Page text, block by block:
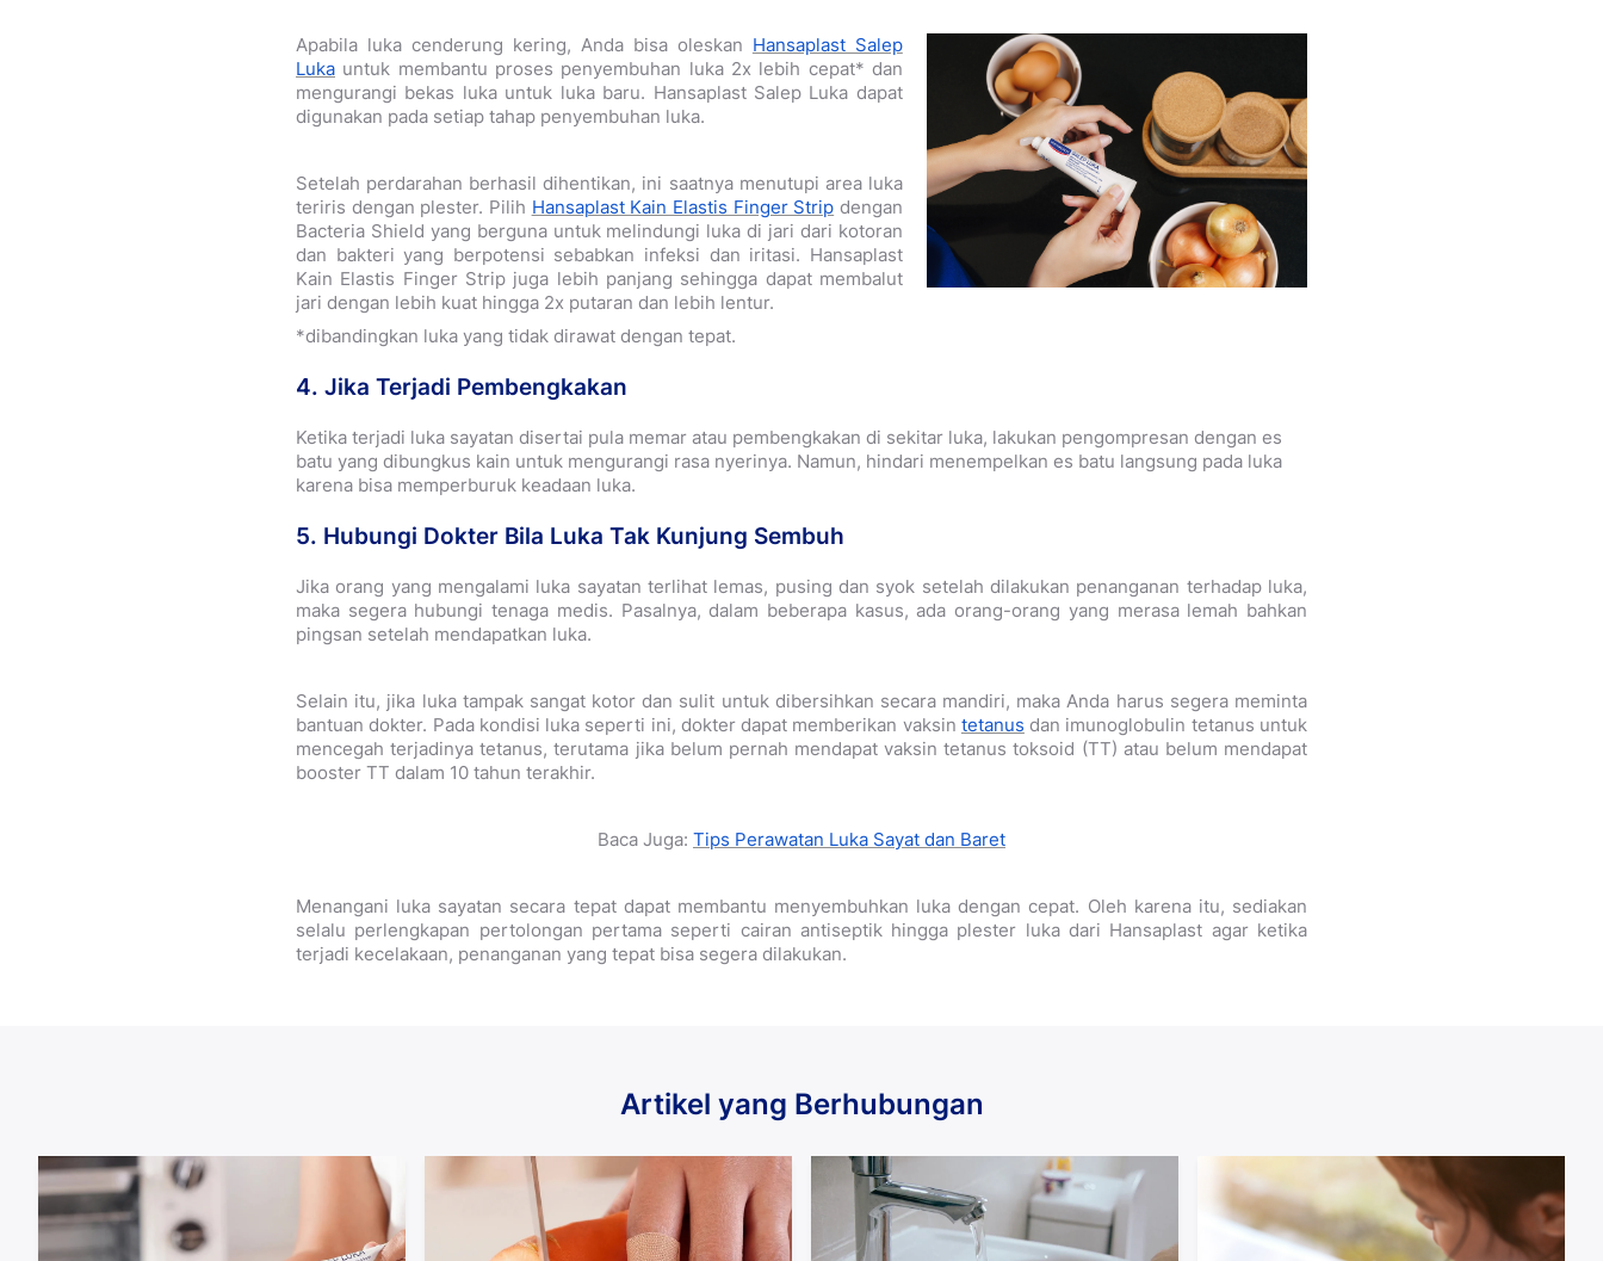
Apabila luka cenderung kering, Anda bisa oleskan Hansaplast Salep
Luka untuk membantu proses penyembuhan luka 2x lebih cepat* dan
mengurangi bekas luka untuk luka baru. Hansaplast Salep Luka dapat
digunakan pada setiap tahap penyembuhan luka.
Setelah perdarahan berhasil dihentikan, ini saatnya menutupi area luka
teriris dengan plester. Pilih Hansaplast Kain Elastis Finger Strip dengan
Bacteria Shield yang berguna untuk melindungi luka di jari dari kotoran
dan bakteri yang berpotensi sebabkan infeksi dan iritasi. Hansaplast
Kain Elastis Finger Strip juga lebih panjang sehingga dapat membalut
jari dengan lebih kuat hingga 2x putaran dan lebih lentur.
*dibandingkan luka yang tidak dirawat dengan tepat.
4. Jika Terjadi Pembengkakan
Ketika terjadi luka sayatan disertai pula memar atau pembengkakan di sekitar luka, lakukan pengompresan dengan es
batu yang dibungkus kain untuk mengurangi rasa nyerinya. Namun, hindari menempelkan es batu langsung pada luka
karena bisa memperburuk keadaan luka.
5. Hubungi Dokter Bila Luka Tak Kunjung Sembuh
Jika orang yang mengalami luka sayatan terlihat lemas, pusing dan syok setelah dilakukan penanganan terhadap luka,
maka segera hubungi tenaga medis. Pasalnya, dalam beberapa kasus, ada orang-orang yang merasa lemah bahkan
pingsan setelah mendapatkan luka.
Selain itu, jika luka tampak sangat kotor dan sulit untuk dibersihkan secara mandiri, maka Anda harus segera meminta
bantuan dokter. Pada kondisi luka seperti ini, dokter dapat memberikan vaksin tetanus dan imunoglobulin tetanus untuk
mencegah terjadinya tetanus, terutama jika belum pernah mendapat vaksin tetanus toksoid (TT) atau belum mendapat
booster TT dalam 10 tahun terakhir.
Baca Juga: Tips Perawatan Luka Sayat dan Baret
Menangani luka sayatan secara tepat dapat membantu menyembuhkan luka dengan cepat. Oleh karena itu, sediakan
selalu perlengkapan pertolongan pertama seperti cairan antiseptik hingga plester luka dari Hansaplast agar ketika
terjadi kecelakaan, penanganan yang tepat bisa segera dilakukan.
Artikel yang Berhubungan